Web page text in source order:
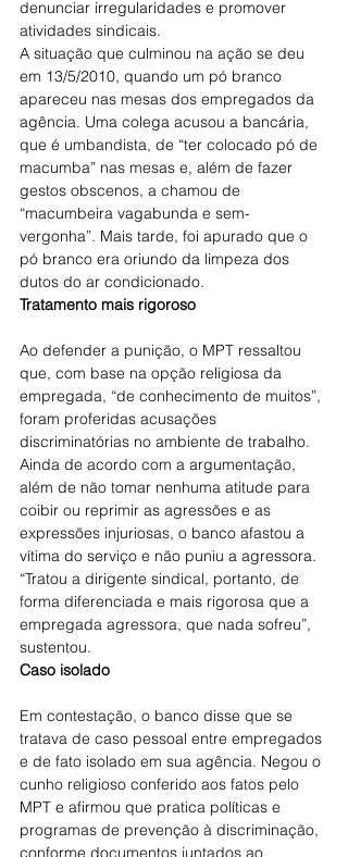
denunciar irregularidades e promover
atividades sindicais.
A situação que culminou na ação se deu
em 13/5/2010, quando um pó branco
apareceu nas mesas dos empregados da
agência. Uma colega acusou a bancária,
que é umbandista, de “ter colocado pó de
macumba” nas mesas e, além de fazer
gestos obscenos, a chamou de
“macumbeira vagabunda e sem-
vergonha”. Mais tarde, foi apurado que o
pó branco era oriundo da limpeza dos
dutos do ar condicionado.
Tratamento mais rigoroso
Ao defender a punição, o MPT ressaltou
que, com base na opção religiosa da
empregada, “de conhecimento de muitos”,
foram proferidas acusações
discriminatórias no ambiente de trabalho.
Ainda de acordo com a argumentação,
além de não tomar nenhuma atitude para
coibir ou reprimir as agressões e as
expressões injuriosas, o banco afastou a
vítima do serviço e não puniu a agressora.
“Tratou a dirigente sindical, portanto, de
forma diferenciada e mais rigorosa que a
empregada agressora, que nada sofreu”,
sustentou.
Caso isolado
Em contestação, o banco disse que se
tratava de caso pessoal entre empregados
e de fato isolado em sua agência. Negou o
cunho religioso conferido aos fatos pelo
MPT e afirmou que pratica políticas e
programas de prevenção à discriminação,
conforme documentos juntados ao